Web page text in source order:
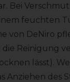
Bei
feuchten
von DeNiro
die Reinigung
lässt).
Anziehen des